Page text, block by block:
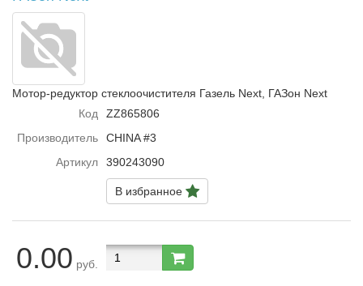
Мотор-редуктор стеклоочистителя Газель Next, ГАЗон Next
Код
ZZ865806
Производитель
CHINA #3
Артикул
390243090
В избранное
0.00 руб.